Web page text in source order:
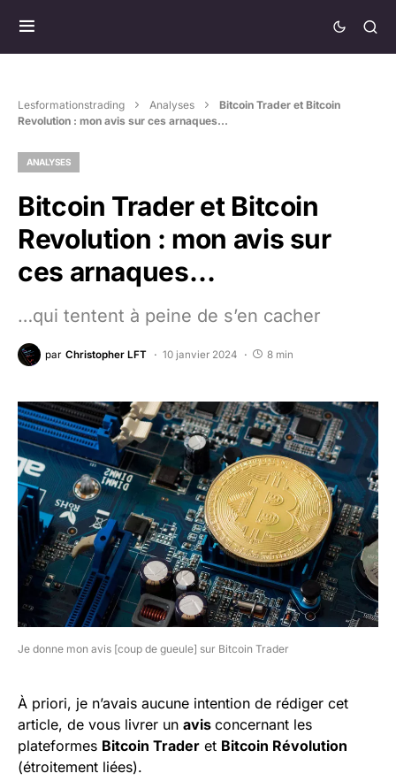
Lesformationstrading Analyses
Bitcoin Trader et Bitcoin
Revolution : mon avis sur ces arnaques…
ANALYSES
Bitcoin Trader et Bitcoin
Revolution : mon avis sur
ces arnaques…
…qui tentent à peine de s’en cacher
par Christopher LFT 10 janvier 2024 8 min
Je donne mon avis [coup de gueule] sur Bitcoin Trader
À priori, je n’avais aucune intention de rédiger cet
article, de vous livrer un avis concernant les
plateformes Bitcoin Trader et Bitcoin Révolution
(étroitement liées).